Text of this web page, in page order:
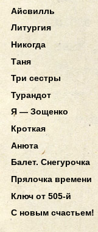
Айсвилль
Литургия
Никогда
Таня
Три сестры
Турандот
Я — Зощенко
Кроткая
Анюта
Балет. Снегурочка
Прялочка времени
Ключ от 505-й
С новым счастьем!